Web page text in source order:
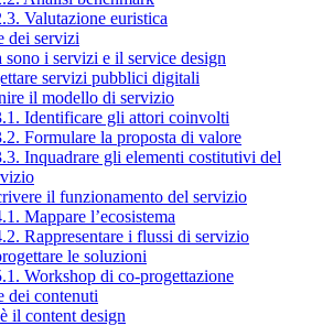
Valutazione euristica
dei servizi
sono i servizi e il service design
servizi pubblici digitali
il modello di servizio
Identificare gli attori coinvolti
Formulare la proposta di valore
Inquadrare gli elementi costitutivi del
il funzionamento del servizio
Mappare l’ecosistema
Rappresentare i flussi di servizio
le soluzioni
Workshop di co-progettazione
dei contenuti
il content design